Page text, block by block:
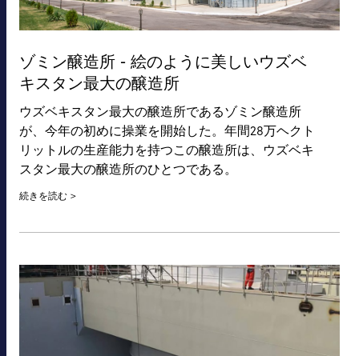
ゾミン醸造所 - 絵のように美しいウズベ
キスタン最大の醸造所
ウズベキスタン最大の醸造所であるゾミン醸造所
が、今年の初めに操業を開始した。年間28万ヘクト
リットルの生産能力を持つこの醸造所は、ウズベキ
スタン最大の醸造所のひとつである。
続きを読む